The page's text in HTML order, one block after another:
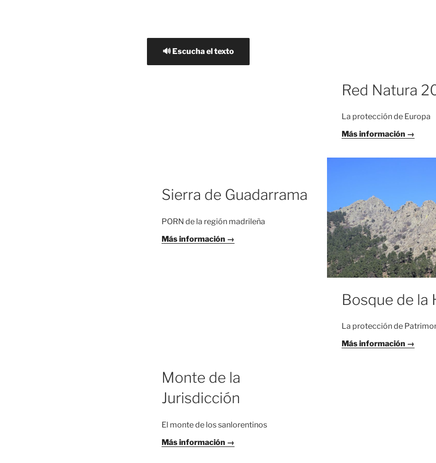
🔊 Escucha el texto
Red Natura
La protección de Europa
Más información →
Sierra de Guadarrama
PORN de la región madrileña
Más información →
Bosque de la
La protección de
Más información →
Monte de la
Jurisdicción
El monte de los sanlorentinos
Más información →